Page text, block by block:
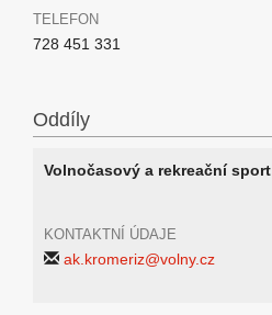
TELEFON
728 451 331
Oddíly
Volnočasový a rekreační sport
KONTAKTNÍ ÚDAJE
ak.kromeriz@volny.cz